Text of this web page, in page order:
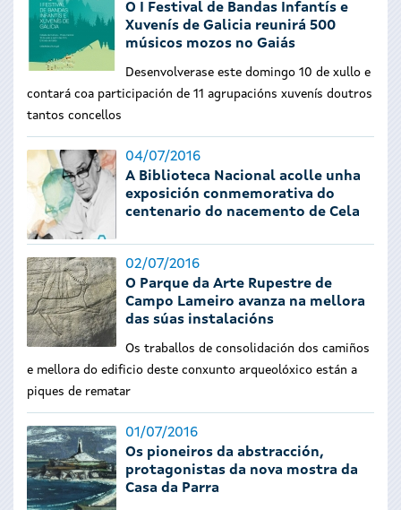
O I Festival de Bandas Infantís e
Xuvenís de Galicia reunirá 500
músicos mozos no Gaiás
Desenvolverase este domingo 10 de xullo e
contará coa participación de 11 agrupacións xuvenís doutros
tantos concellos
04/07/2016
A Biblioteca Nacional acolle unha
exposición conmemorativa do
centenario do nacemento de Cela
02/07/2016
O Parque da Arte Rupestre de
Campo Lameiro avanza na mellora
das súas instalacións
Os traballos de consolidación dos camiños
e mellora do edificio deste conxunto arqueolóxico están a
piques de rematar
01/07/2016
Os pioneiros da abstracción,
protagonistas da nova mostra da
Casa da Parra